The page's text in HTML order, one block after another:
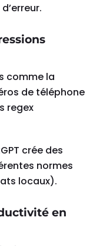
comme la
de téléphone
regex
crée des
normes
locaux).
en